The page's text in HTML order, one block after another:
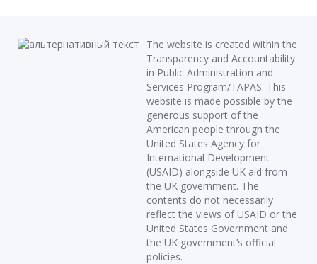
The website is created within the
Transparency and Accountability
in Public Administration and
Services Program/TAPAS. This
website is made possible by the
generous support of the
American people through the
United States Agency for
International Development
(USAID) alongside UK aid from
the UK government. The
contents do not necessarily
reflect the views of USAID or the
United States Government and
the UK government’s official
policies.